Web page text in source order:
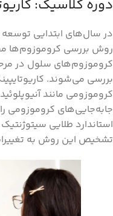
دوره کلاسیک:
در سال‌های ابتدایی توسعه
روش بررسی کروموزوم‌ها
کروموزوم‌های سلول در
بررسی می‌شوند.
کروموزومی مانند
جابه‌جایی‌های کروموزومی
استاندارد طلایی
تشخیص این روش به